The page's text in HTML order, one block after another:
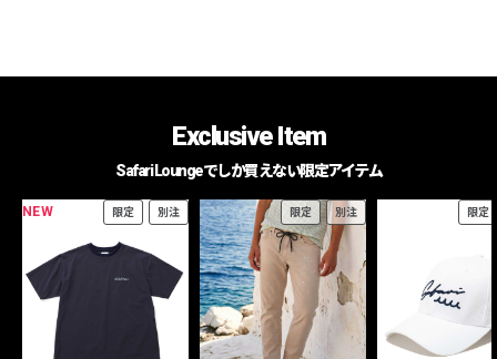
Exclusive Item
Safari Loungeでしか買えない限定アイテム
NEW 限定 別注 限定 別注 限定